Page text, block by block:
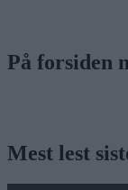
På forsiden
Mest lest